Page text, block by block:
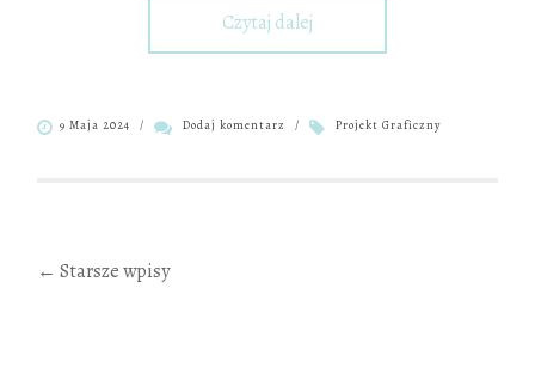
Czytaj dalej
9 Maja 2024 / Dodaj komentarz / Projekt Graficzny
Nawigacja
← Starsze wpisy